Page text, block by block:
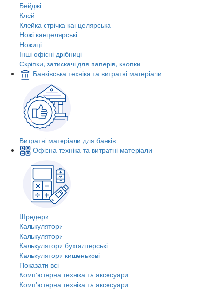
Бейджі
Клей
Клейка стрічка канцелярська
Ножі канцелярські
Ножиці
Інші офісні дрібниці
Скріпки, затискачі для паперів, кнопки
Банківська техніка та витратні матеріали
Витратні матеріали для банків
Офісна техніка та витратні матеріали
Шредери
Калькулятори
Калькулятори
Калькулятори бухгалтерські
Калькулятори кишенькові
Показати всі
Комп'ютерна техніка та аксесуари
Комп'ютерна техніка та аксесуари